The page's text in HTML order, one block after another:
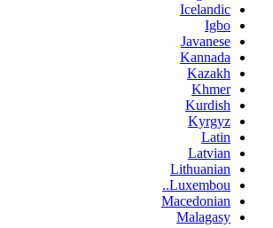
Icelandic
Igbo
Javanese
Kannada
Kazakh
Khmer
Kurdish
Kyrgyz
Latin
Latvian
Lithuanian
Luxembou..
Macedonian
Malagasy